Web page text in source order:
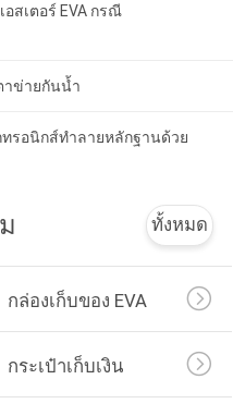
สเตอร์ EVA กรณี
าข่ายกันน้ำ
ทรอนิกส์ทำลายหลักฐานด้วย
ทั้งหมด
กล่องเก็บของ EVA
กระเป๋าเก็บเงิน